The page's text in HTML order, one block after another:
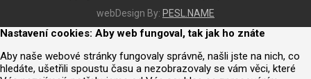
webDesign By: PESL.NAME
Nastavení cookies: Aby web fungoval, tak jak ho znáte
Aby naše webové stránky fungovaly správně, našli jste na nich, co
hledáte, ušetřili spoustu času a nezobrazovaly se vám věci, které